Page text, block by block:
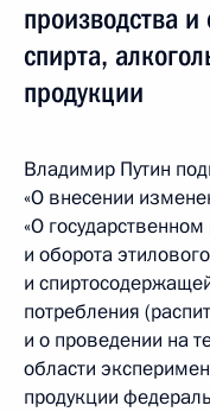
производства и
спирта,
продукции
Владимир Путин
«О внесении
«О
и оборота
и
потребления
и о проведении на
области
продукции